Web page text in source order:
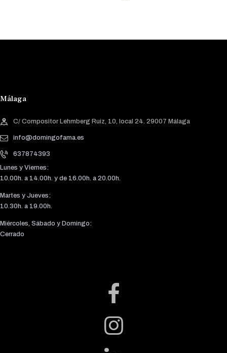
Málaga
C/ Compositor Lehmberg Ruiz, 10, local 24. 29007 Málaga
info@domingofama.es
637874393
Lunes y Viernes:
10.00h. a 14.00h. y de 16.00h. a 20.00h.
Martes y Jueves:
10.30h. a 19.00h.
Miércoles, Sábado y Domingo:
Cerrado